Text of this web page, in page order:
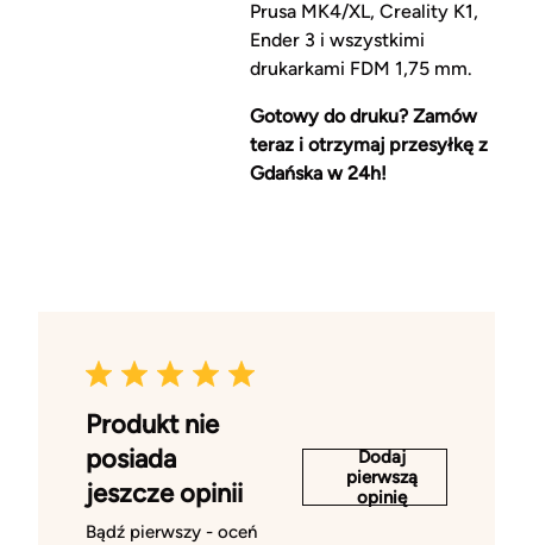
Prusa MK4/XL, Creality K1,
Ender 3 i wszystkimi
drukarkami FDM 1,75 mm.
Gotowy do druku? Zamów
teraz i otrzymaj przesyłkę z
Gdańska w 24h!
Produkt nie
posiada
jeszcze opinii
Bądź pierwszy - oceń
Dodaj
pierwszą
opinię